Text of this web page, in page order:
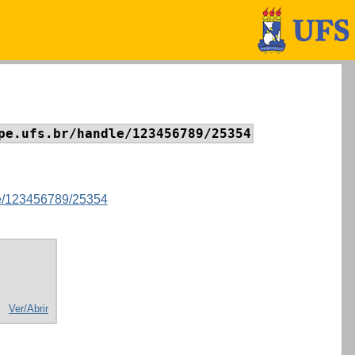
handle/123456789/25354
123456789/25354
Ver/Abrir